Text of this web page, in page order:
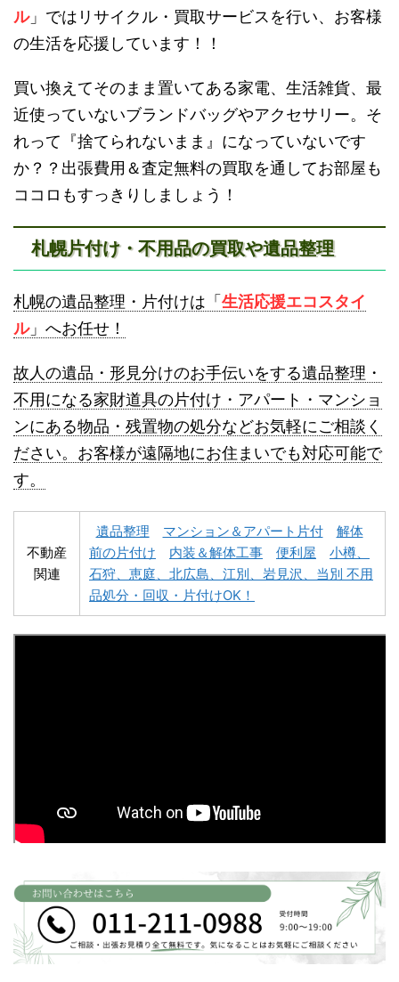
砂川不用品回収 帯広・十勝不用品回収
名寄市不用品回収 士別市不用品回収
深川市不用品回収 夕張市不用品回収
白老町不用品回収 長万部町不用品回収
ル」ではリサイクル・買取サービスを行い、お客様
の生活を応援しています！！
買い換えてそのまま置いてある家電、生活雑貨、最
近使っていないブランドバッグやアクセサリー。そ
れって『捨てられないまま』になっていないです
か？？出張費用＆査定無料の買取を通してお部屋も
ココロもすっきりしましょう！
札幌片付け・不用品の買取や遺品整理
札幌の遺品整理・片付けは「生活応援エコスタイ
ル」へお任せ！
故人の遺品・形見分けのお手伝いをする遺品整理・
不用になる家財道具の片付け・アパート・マンショ
ンにある物品・残置物の処分などお気軽にご相談く
ださい。お客様が遠隔地にお住まいでも対応可能で
す。
不動産
関連
遺品整理 マンション＆アパート片付
解体
前の片付け
内装＆解体工事 便利屋
小樽、
石狩、恵庭、北広島、江別、岩見沢、当別 不用
品処分・回収・片付けOK！